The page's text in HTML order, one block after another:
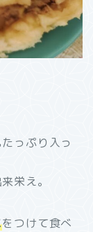
っぷり入っ
栄え。
をつけて食べ